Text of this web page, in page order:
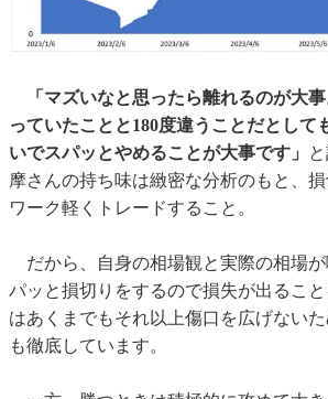
「マズいなと思ったら離れるのが大
っていたことと180度違うことだとして
いでスパッとやめることが大事です」
摩さんの持ち味は緻密な分析のもと、
ワーク軽くトレードすること。
だから、自身の相場観と実際の相場
パッと損切りをするので損失が出るこ
はあくまでもそれ以上傷口を広げない
も徹底しています。